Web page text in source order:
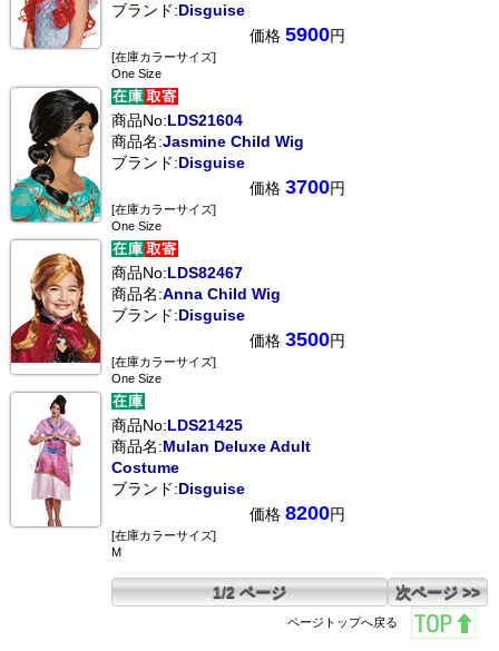
ブランド:Disguise
価格 5900円
[在庫カラーサイズ]
One Size
商品No:LDS21604
商品名:Jasmine Child Wig
ブランド:Disguise
価格 3700円
[在庫カラーサイズ]
One Size
商品No:LDS82467
商品名:Anna Child Wig
ブランド:Disguise
価格 3500円
[在庫カラーサイズ]
One Size
商品No:LDS21425
商品名:Mulan Deluxe Adult
Costume
ブランド:Disguise
価格 8200円
[在庫カラーサイズ]
M
1/2 ページ 次ページ >>
ページトップへ戻る